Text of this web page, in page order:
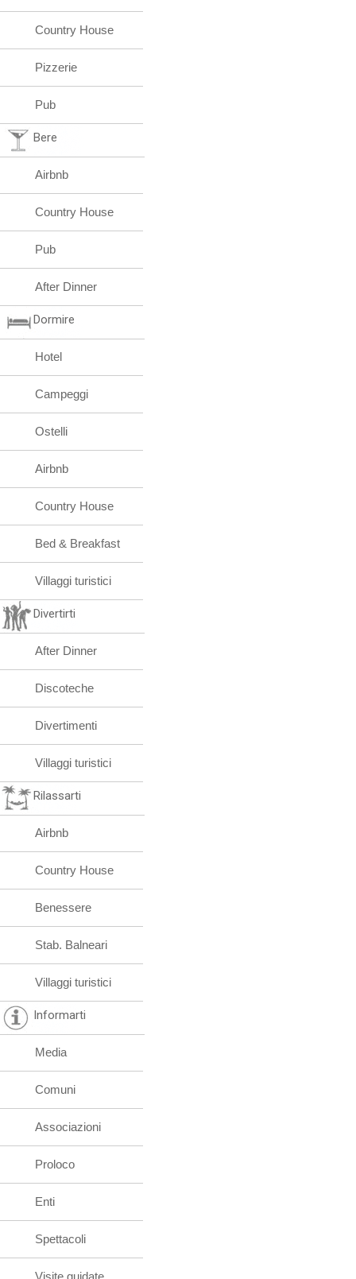
Country House
Pizzerie
Pub
Bere
Airbnb
Country House
Pub
After Dinner
Dormire
Hotel
Campeggi
Ostelli
Airbnb
Country House
Bed & Breakfast
Villaggi turistici
Divertirti
After Dinner
Discoteche
Divertimenti
Villaggi turistici
Rilassarti
Airbnb
Country House
Benessere
Stab. Balneari
Villaggi turistici
Informarti
Media
Comuni
Associazioni
Proloco
Enti
Spettacoli
Visite guidate